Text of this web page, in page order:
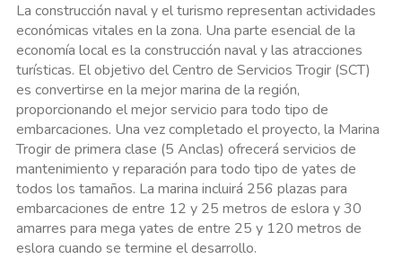
La construcción naval y el turismo representan actividades
económicas vitales en la zona. Una parte esencial de la
economía local es la construcción naval y las atracciones
turísticas. El objetivo del Centro de Servicios Trogir (SCT)
es convertirse en la mejor marina de la región,
proporcionando el mejor servicio para todo tipo de
embarcaciones. Una vez completado el proyecto, la Marina
Trogir de primera clase (5 Anclas) ofrecerá servicios de
mantenimiento y reparación para todo tipo de yates de
todos los tamaños. La marina incluirá 256 plazas para
embarcaciones de entre 12 y 25 metros de eslora y 30
amarres para mega yates de entre 25 y 120 metros de
eslora cuando se termine el desarrollo.